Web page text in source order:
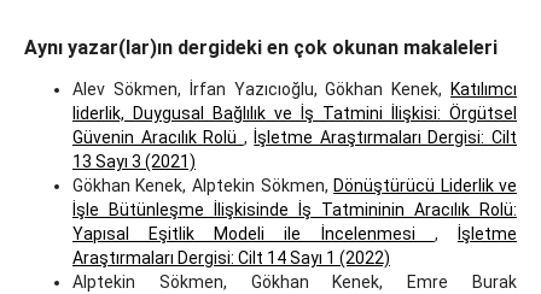
Aynı yazar(lar)ın dergideki en çok okunan makaleleri
Alev Sökmen, İrfan Yazıcıoğlu, Gökhan Kenek,
Katılımcı
liderlik, Duygusal Bağlılık ve İş Tatmini İlişkisi: Örgütsel
Güvenin Aracılık Rolü , İşletme Araştırmaları Dergisi: Cilt
13 Sayı 3 (2021)
Gökhan Kenek, Alptekin Sökmen, Dönüştürücü Liderlik ve
İşle Bütünleşme İlişkisinde İş Tatmininin Aracılık Rolü:
Yapısal Eşitlik Modeli ile İncelenmesi ,
İşletme
Araştırmaları Dergisi: Cilt 14 Sayı 1 (2022)
Alptekin Sökmen, Gökhan Kenek, Emre Burak